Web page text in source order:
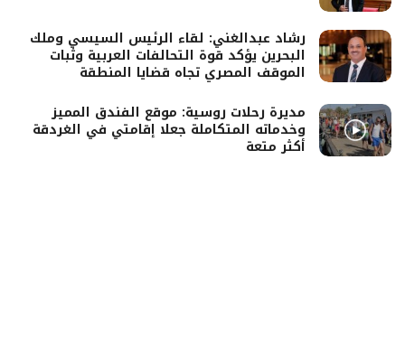
رشاد عبدالغني: لقاء الرئيس السيسي وملك
البحرين يؤكد قوة التحالفات العربية وثبات
الموقف المصري تجاه قضايا المنطقة
مديرة رحلات روسية: موقع الفندق المميز
وخدماته المتكاملة جعلا إقامتي في الغردقة
أكثر متعة